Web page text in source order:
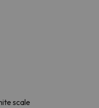
scale